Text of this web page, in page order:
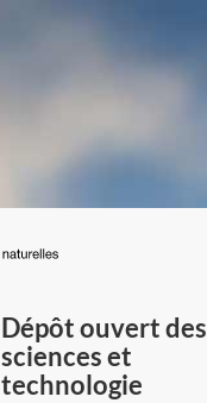
du
Canada
Dépôt ouvert des
sciences et
technologie